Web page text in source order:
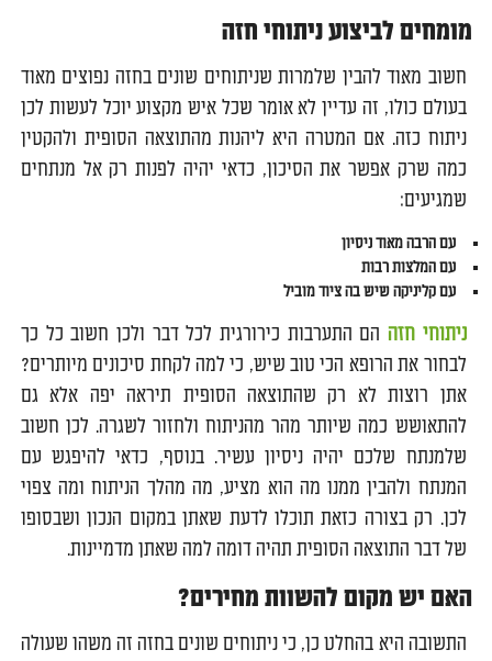
מומחים לביצוע ניתוחי חזה
חשוב מאוד להבין שלמרות שניתוחים שונים בחזה נפוצים מאוד
בעולם כולו, זה עדיין לא אומר שכל איש מקצוע יוכל לעשות לכן
ניתוח כזה. אם המטרה היא ליהנות מהתוצאה הסופית ולהקטין
כמה שרק אפשר את הסיכון, כדאי יהיה לפנות רק אל מנתחים
שמגיעים:
עם הרבה מאוד ניסיון
עם המלצות רבות
עם קליניקה שיש בה ציוד מוביל
ניתוחי חזה הם התערבות כירורגית לכל דבר ולכן חשוב כל כך
לבחור את הרופא הכי טוב שיש, כי למה לקחת סיכונים מיותרים?
אתן רוצות לא רק שהתוצאה הסופית תיראה יפה אלא גם
להתאושש כמה שיותר מהר מהניתוח ולחזור לשגרה. לכן חשוב
שלמנתח שלכם יהיה ניסיון עשיר. בנוסף, כדאי להיפגש עם
המנתח ולהבין ממנו מה הוא מציע, מה מהלך הניתוח ומה צפוי
לכן. רק בצורה כזאת תוכלו לדעת שאתן במקום הנכון ושבסופו
של דבר התוצאה הסופית תהיה דומה למה שאתן מדמיינות.
האם יש מקום להשוות מחירים?
התשובה היא בהחלט כן, כי ניתוחים שונים בחזה זה משהו שעולה